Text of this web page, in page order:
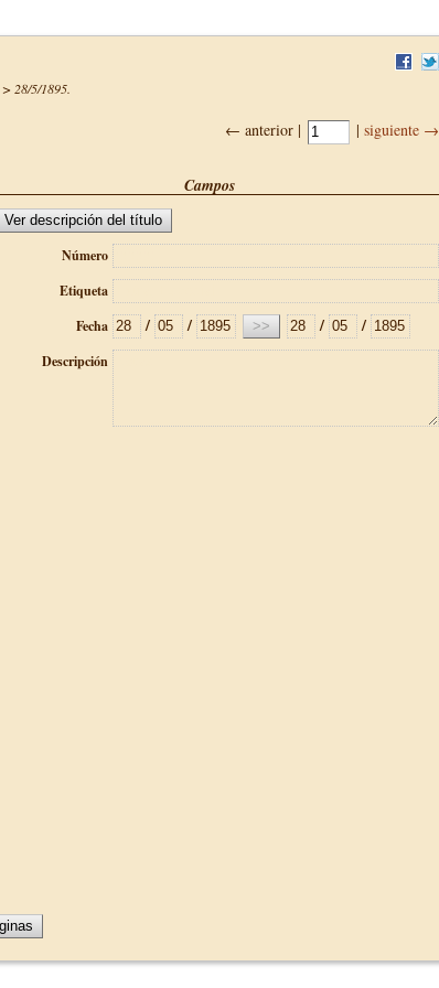
> 28/5/1895.
← anterior | | siguiente →
Campos
Número
Etiqueta
Fecha
/ / / /
Descripción